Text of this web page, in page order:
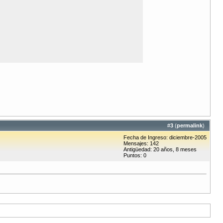
#3 (permalink)
Fecha de Ingreso: diciembre-2005
Mensajes: 142
Antigüedad: 20 años, 8 meses
Puntos: 0